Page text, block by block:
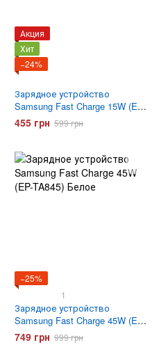
Акция
Хит
−24%
Зарядное устройство
Samsung Fast Charge 15W (EP-
T1510) с кабелем Type-C
Черный
455 грн 599 грн
−25%
1
Зарядное устройство
Samsung Fast Charge 45W (EP-
TA845) Белое
749 грн 999 грн